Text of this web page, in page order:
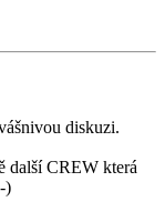
diskuzi.
další CREW která
)